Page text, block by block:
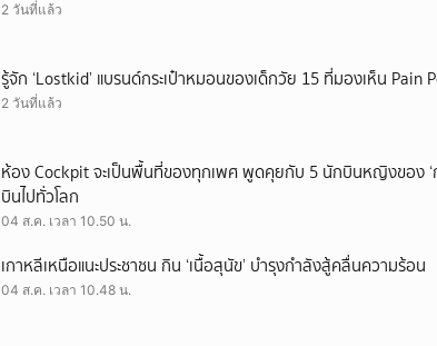
2 วันที่แล้ว
รู้จัก ‘Lostkid’ แบรนด์กระเป๋าหมอนของเด็กวัย 15 ที่มองเห็น Pain
2 วันที่แล้ว
ห้อง Cockpit จะเป็นพื้นที่ของทุกเพศ พูดคุยกับ 5 นักบินหญิงของ ‘
บินไปทั่วโลก
04 ส.ค. เวลา 10.50 น.
เกาหลีเหนือแนะประชาชน กิน ‘เนื้อสุนัข’ บำรุงกำลังสู้คลื่นความร้อน
04 ส.ค. เวลา 10.48 น.